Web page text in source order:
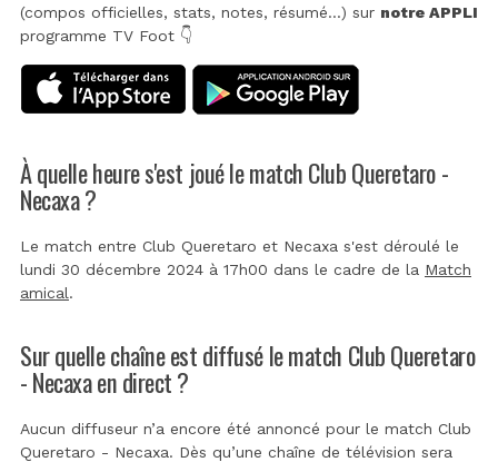
(compos officielles, stats, notes, résumé...) sur notre APPLI
programme TV Foot 👇
À quelle heure s'est joué le match Club Queretaro -
Necaxa ?
Le match entre Club Queretaro et Necaxa s'est déroulé le
lundi 30 décembre 2024 à 17h00 dans le cadre de la Match
amical.
Sur quelle chaîne est diffusé le match Club Queretaro
- Necaxa en direct ?
Aucun diffuseur n’a encore été annoncé pour le match Club
Queretaro - Necaxa. Dès qu’une chaîne de télévision sera